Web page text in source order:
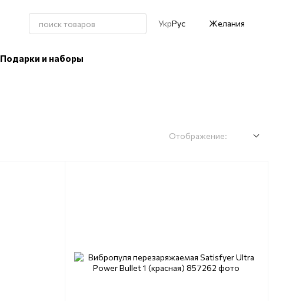
УкрРус Желания
Подарки и наборы
Отображение: